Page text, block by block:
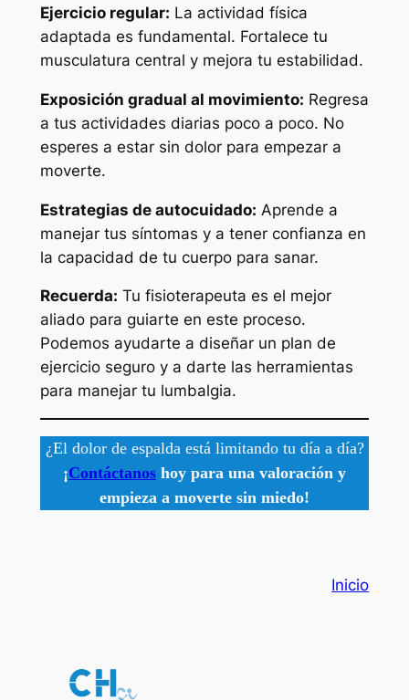
Ejercicio regular: La actividad física
adaptada es fundamental. Fortalece tu
musculatura central y mejora tu estabilidad.
Exposición gradual al movimiento: Regresa
a tus actividades diarias poco a poco. No
esperes a estar sin dolor para empezar a
moverte.
Estrategias de autocuidado: Aprende a
manejar tus síntomas y a tener confianza en
la capacidad de tu cuerpo para sanar.
Recuerda: Tu fisioterapeuta es el mejor
aliado para guiarte en este proceso.
Podemos ayudarte a diseñar un plan de
ejercicio seguro y a darte las herramientas
para manejar tu lumbalgia.
¿El dolor de espalda está limitando tu día a día?
¡Contáctanos hoy para una valoración y
empieza a moverte sin miedo!
Inicio